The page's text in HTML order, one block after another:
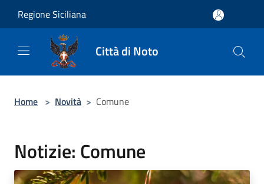
Regione Siciliana
Città di Noto
Home > Novità > Comune
Notizie: Comune